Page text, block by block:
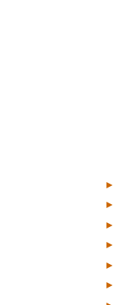
►
►
►
►
►
►